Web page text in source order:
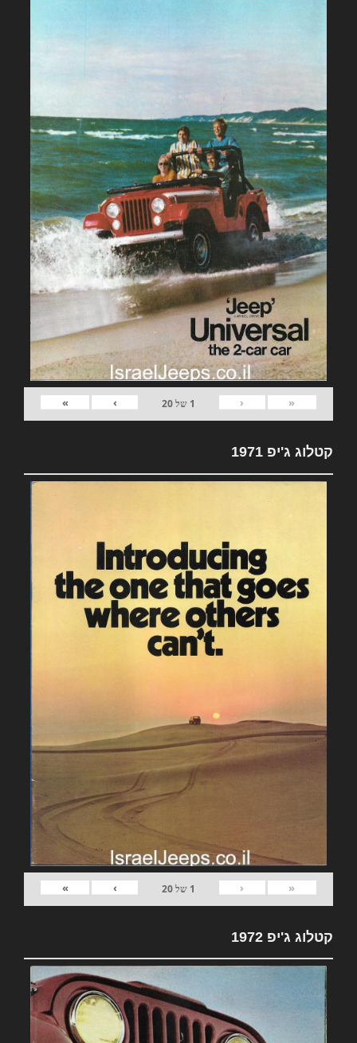
«
‹
1 של20
›
»
קטלוג ג'יפ 1971
«
‹
1 של20
›
»
קטלוג ג'יפ 1972